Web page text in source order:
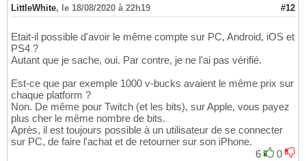
LittleWhite, le 18/08/2020 à 22h19 #12
Etait-il possible d'avoir le même compte sur PC, Android, iOS et
PS4 ?
Autant que je sache, oui. Par contre, je ne l'ai pas vérifié.
Est-ce que par exemple 1000 v-bucks avaient le même prix sur
chaque platform ?
Non. De même pour Twitch (et les bits), sur Apple, vous payez
plus cher le même nombre de bits.
Après, il est toujours possible à un utilisateur de se connecter
sur PC, de faire l'achat et de retourner sur son iPhone.
6
0